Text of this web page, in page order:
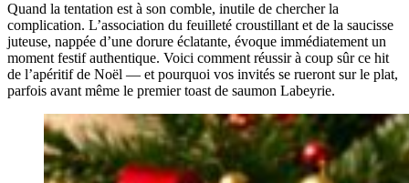
Quand la tentation est à son comble, inutile de chercher la
complication. L’association du feuilleté croustillant et de la saucisse
juteuse, nappée d’une dorure éclatante, évoque immédiatement un
moment festif authentique. Voici comment réussir à coup sûr ce hit
de l’apéritif de Noël — et pourquoi vos invités se rueront sur le plat,
parfois avant même le premier toast de saumon Labeyrie.